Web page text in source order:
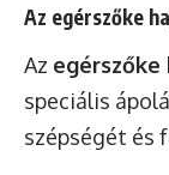
Az egérszőke
Az egérszőke
speciális
szépségét és